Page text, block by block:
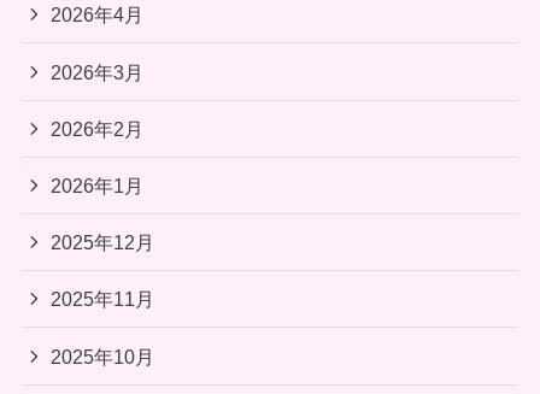
2026年4月
2026年3月
2026年2月
2026年1月
2025年12月
2025年11月
2025年10月